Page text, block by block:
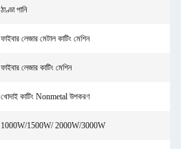
ঠাণ্ডা পানি
ফাইবার লেজার মেটাল কাটিং মেশিন
ফাইবার লেজার কাটিং মেশিন
খোদাই কাটিং Nonmetal উপকরণ
1000W/1500W/ 2000W/3000W